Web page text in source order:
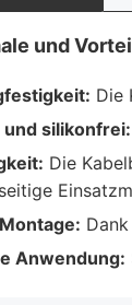
und
Die
und silikonfrei:
Die
Anwendung: